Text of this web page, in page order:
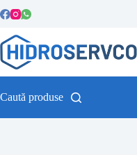
la
Caută produse